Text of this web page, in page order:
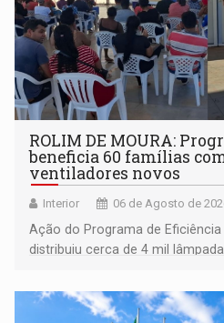
ROLIM DE MOURA:
beneficia 60 famílias
ventiladores novos
Interior 06 de Agosto de
Ação do Programa de
distribuiu cerca de 4 mil
comunidade